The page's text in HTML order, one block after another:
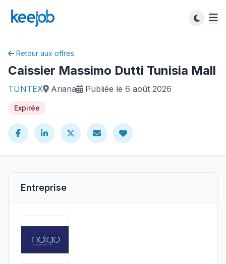
Retour aux offres
Caissier Massimo Dutti Tunisia Mall
TUNTEX Ariana Publiée le 6 août 2026
Expirée
Entreprise